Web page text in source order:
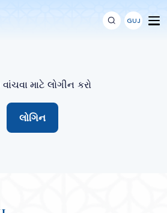
GUJ
માટે લોગીન કરો
લોગિન